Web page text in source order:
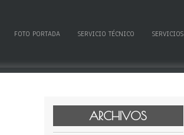
FOTO PORTADA SERVICIO TÉCNICO SERVICIOS
ARCHIVOS